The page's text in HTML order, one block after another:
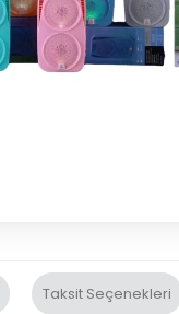
Taksit Seçenekleri